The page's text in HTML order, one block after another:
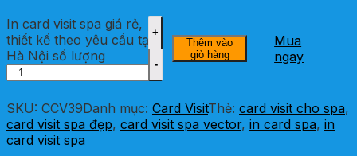
In card visit spa giá rẻ,
thiết kế theo yêu cầu tại
Hà Nội số lượng
Thêm vào
giỏ hàng
Mua
ngay
SKU: CCV39Danh mục: Card VisitThẻ: card visit cho spa,
card visit spa đẹp, card visit spa vector, in card spa, in
card visit spa